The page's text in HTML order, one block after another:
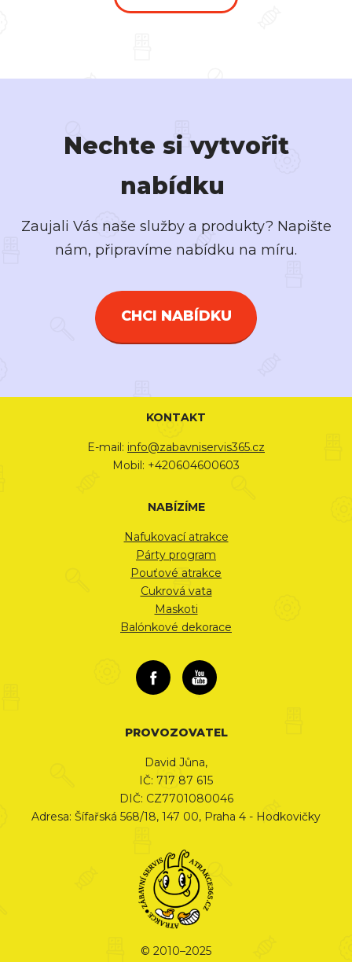
Nechte si vytvořit
nabídku
Zaujali Vás naše služby a produkty? Napište
nám, připravíme nabídku na míru.
CHCI NABÍDKU
KONTAKT
E-mail: info@zabavniservis365.cz
Mobil: +420604600603
NABÍZÍME
Nafukovací atrakce
Párty program
Pouťové atrakce
Cukrová vata
Maskoti
Balónkové dekorace
PROVOZOVATEL
David Jůna,
IČ: 717 87 615
DIČ: CZ7701080046
Adresa: Šífařská 568/18, 147 00, Praha 4 - Hodkovičky
© 2010–2025